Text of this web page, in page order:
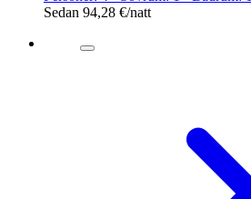
Sedan 94,28 €/natt